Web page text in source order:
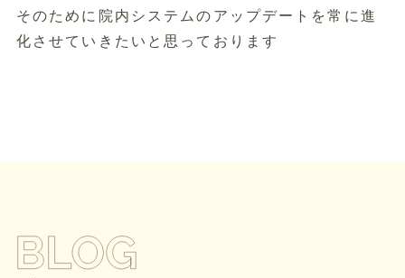
そのために院内システムのアップデートを常に進
化させていきたいと思っております